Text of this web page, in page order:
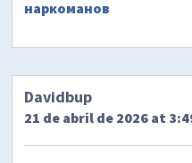
наркоманов
Davidbup
21 de abril de 2026 at